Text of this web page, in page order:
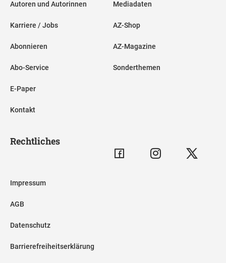
Autoren und Autorinnen
Karriere / Jobs
Abonnieren
Abo-Service
E-Paper
Kontakt
Mediadaten
AZ-Shop
AZ-Magazine
Sonderthemen
Rechtliches
Impressum
AGB
Datenschutz
Barrierefreiheitserklärung